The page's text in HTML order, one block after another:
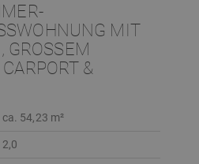
MIT
W
& S
ca. 54,23 m²
2,0